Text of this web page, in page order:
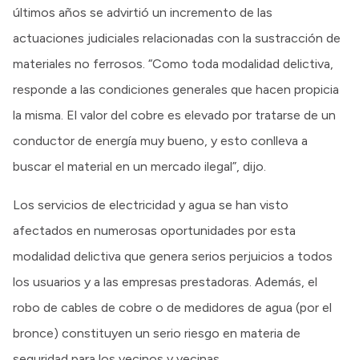
últimos años se advirtió un incremento de las
actuaciones judiciales relacionadas con la sustracción de
materiales no ferrosos. “Como toda modalidad delictiva,
responde a las condiciones generales que hacen propicia
la misma. El valor del cobre es elevado por tratarse de un
conductor de energía muy bueno, y esto conlleva a
buscar el material en un mercado ilegal”, dijo.
Los servicios de electricidad y agua se han visto
afectados en numerosas oportunidades por esta
modalidad delictiva que genera serios perjuicios a todos
los usuarios y a las empresas prestadoras. Además, el
robo de cables de cobre o de medidores de agua (por el
bronce) constituyen un serio riesgo en materia de